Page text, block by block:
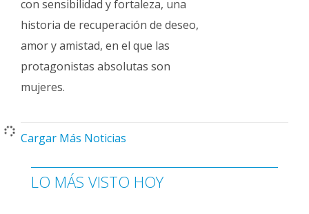
con sensibilidad y fortaleza, una
historia de recuperación de deseo,
amor y amistad, en el que las
protagonistas absolutas son
mujeres.
Cargar Más Noticias
LO MÁS VISTO HOY